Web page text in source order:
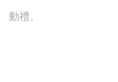
動禮。